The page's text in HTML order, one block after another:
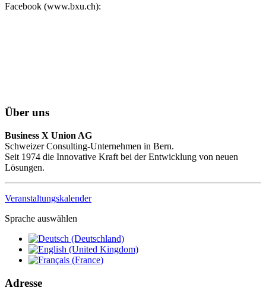
Facebook (www.bxu.ch):
Über uns
Business X Union AG
Schweizer Consulting-Unternehmen in Bern.
Seit 1974 die Innovative Kraft bei der Entwicklung von neuen
Lösungen.
Veranstaltungskalender
Sprache auswählen
Adresse